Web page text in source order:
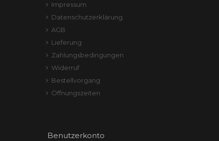
Impressum
Datenschutzerklärung
AGB
Lieferung
Zahlungsbedingungen
Widerruf
Bestellvorgang
Öffnungszeiten
Benutzerkonto